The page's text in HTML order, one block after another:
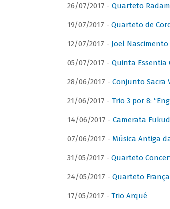
26/07/2017 - Quarteto
19/07/2017 - Quarteto de
12/07/2017 - Joel
05/07/2017 - Quinta Essentia
28/06/2017 - Conjunto Sacra
21/06/2017 - Trio 3 por 8:
14/06/2017 - Camerata
07/06/2017 - Música Antiga
31/05/2017 - Quarteto
24/05/2017 - Quarteto
17/05/2017 - Trio Arqué